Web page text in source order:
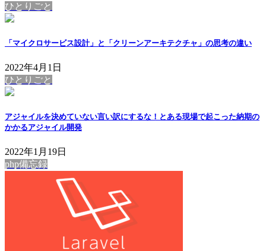
ひとりごと
「マイクロサービス設計」と「クリーンアーキテクチャ」の思考の違い
2022年4月1日
ひとりごと
アジャイルを決めていない言い訳にするな！とある現場で起こった納期の
かかるアジャイル開発
2022年1月19日
php備忘録